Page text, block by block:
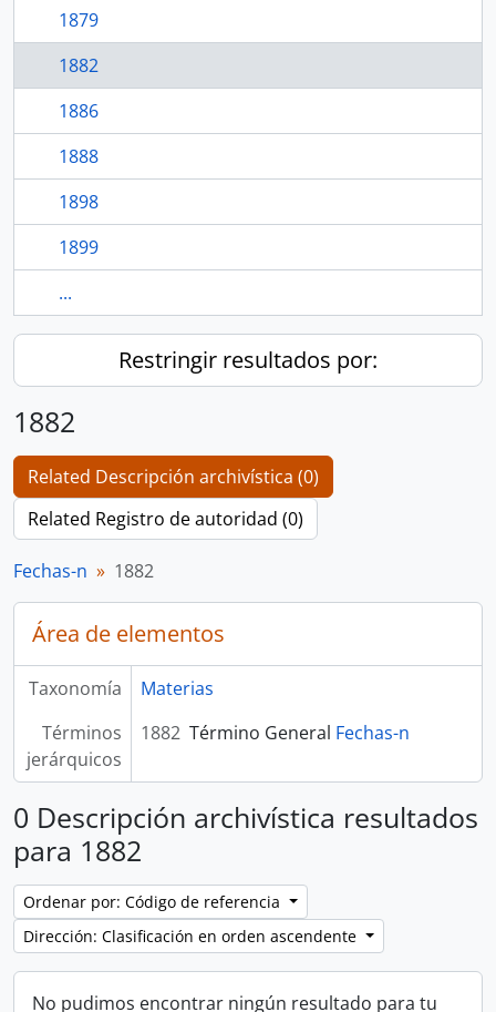
1879
1882
1886
1888
1898
1899
...
Restringir resultados por:
1882
Related Descripción archivística (0)
Related Registro de autoridad (0)
Fechas-n 1882
Área de elementos
Taxonomía
Materias
Términos
jerárquicos
1882 Término General Fechas-n
0 Descripción archivística resultados
para 1882
Ordenar por: Código de referencia
Dirección: Clasificación en orden ascendente
No pudimos encontrar ningún resultado para tu